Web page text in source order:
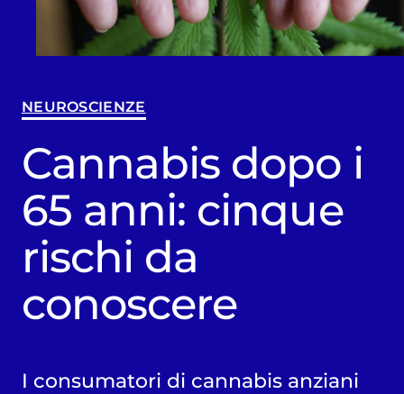
NEUROSCIENZE
Cannabis dopo i
65 anni: cinque
rischi da
conoscere
I consumatori di cannabis anziani